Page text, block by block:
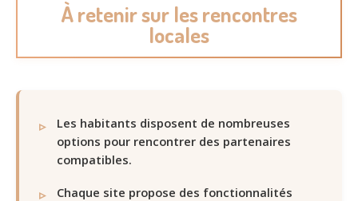
À retenir sur les rencontres
locales
Les habitants disposent de nombreuses
options pour rencontrer des partenaires
compatibles.
Chaque site propose des fonctionnalités